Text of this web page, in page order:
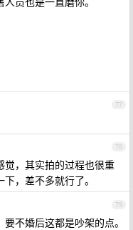
77
78
觉，其实拍的过程也很重
，差不多就行了。
79
不婚后这都是吵架的点。